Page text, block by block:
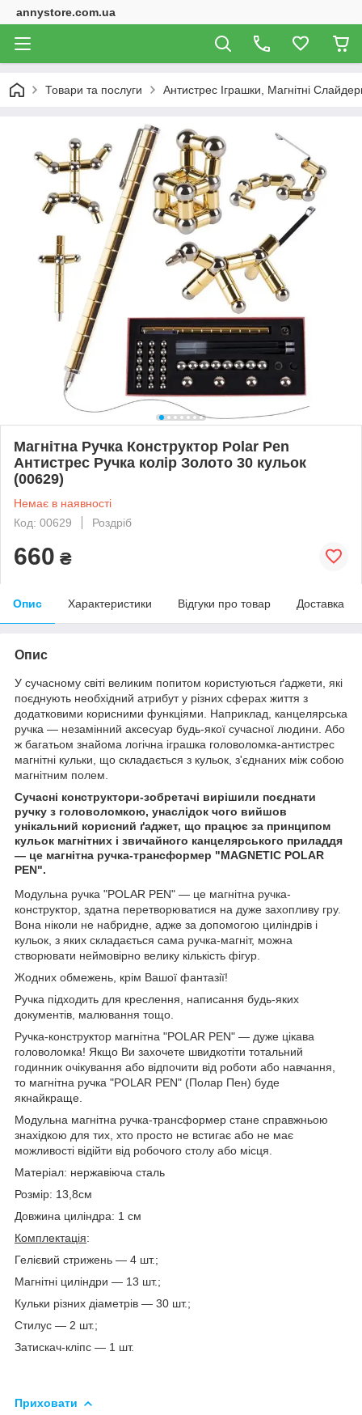
annystore.com.ua
Товари та послуги Антистрес Іграшки, Магнітні
Магнітна Ручка Конструктор Polar Pen
Антистрес Ручка колір Золото 30 кульок
(00629)
Немає в наявності
Код: 00629
Роздріб
660 ₴
Опис Характеристики Відгуки про товар Доставка
Опис
У сучасному світі великим попитом користуються ґаджети, які
поєднують необхідний атрибут у різних сферах життя з
додатковими корисними функціями. Наприклад, канцелярська
ручка — незамінний аксесуар будь-якої сучасної людини. Або
ж багатьом знайома логічна іграшка головоломка-антистрес
магнітні кульки, що складається з кульок, з'єднаних між собою
магнітним полем.
Сучасні конструктори-зобретачі вирішили поєднати
ручку з головоломкою, унаслідок чого вийшов
унікальний корисний ґаджет, що працює за принципом
кульок магнітних і звичайного канцелярського приладдя
— це магнітна ручка-трансформер "MAGNETIC POLAR
PEN".
Модульна ручка "POLAR PEN" — це магнітна ручка-
конструктор, здатна перетворюватися на дуже захопливу гру.
Вона ніколи не набридне, адже за допомогою циліндрів і
кульок, з яких складається сама ручка-магніт, можна
створювати неймовірно велику кількість фігур.
Жодних обмежень, крім Вашої фантазії!
Ручка підходить для креслення, написання будь-яких
документів, малювання тощо.
Ручка-конструктор магнітна "POLAR PEN" — дуже цікава
головоломка! Якщо Ви захочете швидкотіти тотальний
годинник очікування або відпочити від роботи або навчання,
то магнітна ручка "POLAR PEN" (Полар Пен) буде
якнайкраще.
Модульна магнітна ручка-трансформер стане справжньою
знахідкою для тих, хто просто не встигає або не має
можливості відійти від робочого столу або місця.
Матеріал: нержавіюча сталь
Розмір: 13,8см
Довжина циліндра: 1 см
Комплектація:
Гелієвий стрижень — 4 шт.;
Магнітні циліндри — 13 шт.;
Кульки різних діаметрів — 30 шт.;
Стилус — 2 шт.;
Затискач-кліпс — 1 шт.
Приховати